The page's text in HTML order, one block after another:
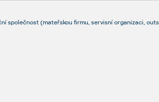
společnost (mateřskou firmu, servisní organizaci,